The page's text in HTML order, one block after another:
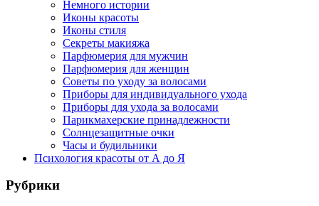
Немного истории
Иконы красоты
Иконы стиля
Секреты макияжа
Парфюмерия для мужчин
Парфюмерия для женщин
Советы по уходу за волосами
Приборы для индивидуального ухода
Приборы для ухода за волосами
Парикмахерские принадлежности
Солнцезащитные очки
Часы и будильники
Психология красоты от А до Я
Рубрики